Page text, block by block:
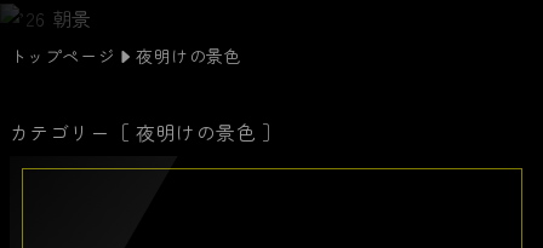
トップページ 夜明けの景色
カテゴリー［ 夜明けの景色 ］